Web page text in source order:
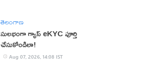
తెలంగాణ
సులభంగా గ్యాస్ eKYC పూర్తి
చేసుకోండిలా!
Aug 07, 2026, 14:08 IST